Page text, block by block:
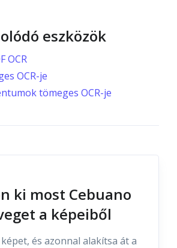
eszközök
OCR
OCR-je
tömeges OCR-je
ki most Cebuano
a képeiből
és azonnal alakítsa át a